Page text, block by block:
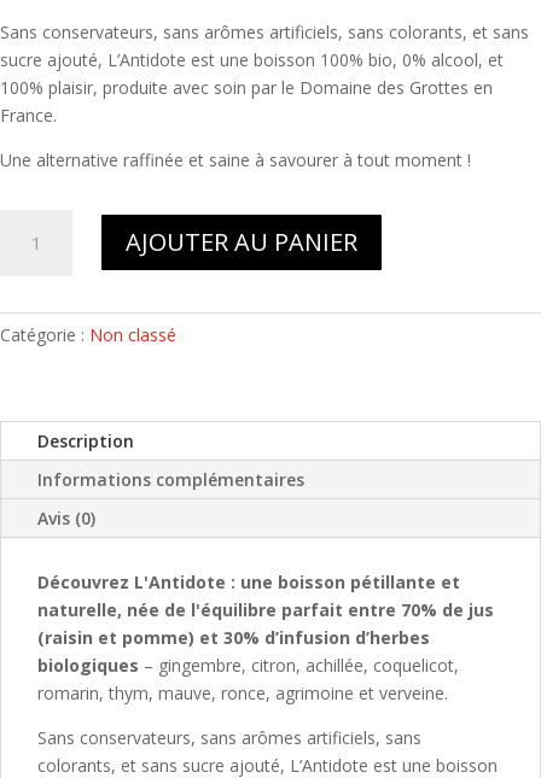
Sans conservateurs, sans arômes artificiels, sans colorants, et sans
sucre ajouté, L’Antidote est une boisson 100% bio, 0% alcool, et
100% plaisir, produite avec soin par le Domaine des Grottes en
France.
Une alternative raffinée et saine à savourer à tout moment !
Jus
et
tisane
plante
AJOUTER AU PANIER
t
e
Catégorie : Non classé
Description
Informations complémentaires
Avis (0)
Découvrez L'Antidote : une boisson pétillante et
naturelle, née de l'équilibre parfait entre 70% de jus
(raisin et pomme) et 30% d’infusion d’herbes
biologiques – gingembre, citron, achillée, coquelicot,
romarin, thym, mauve, ronce, agrimoine et verveine.
Sans conservateurs, sans arômes artificiels, sans
colorants, et sans sucre ajouté, L’Antidote est une boisson